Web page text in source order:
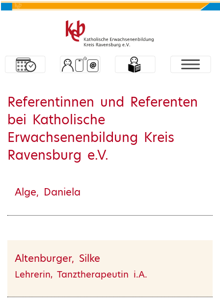
Referentinnen und Referenten
bei Katholische
Erwachsenenbildung Kreis
Ravensburg e.V.
Alge, Daniela
Altenburger, Silke
Lehrerin, Tanztherapeutin i.A.